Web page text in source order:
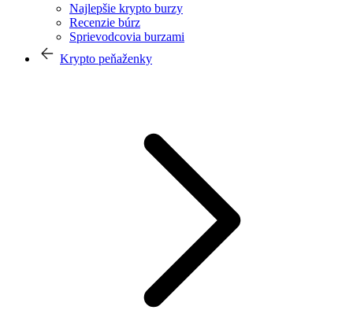
Najlepšie krypto burzy
Recenzie búrz
Sprievodcovia burzami
Krypto peňaženky